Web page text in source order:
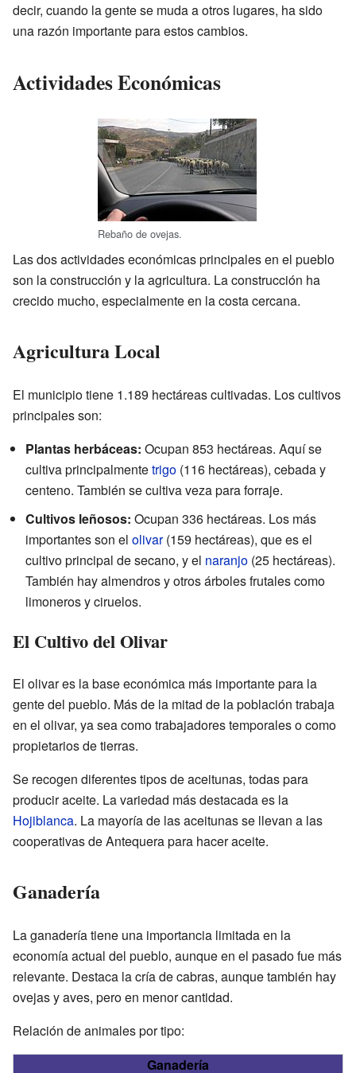
decir, cuando la gente se muda a otros lugares, ha sido
una razón importante para estos cambios.
Actividades Económicas
Rebaño de ovejas.
Las dos actividades económicas principales en el pueblo
son la construcción y la agricultura. La construcción ha
crecido mucho, especialmente en la costa cercana.
Agricultura Local
El municipio tiene 1.189 hectáreas cultivadas. Los cultivos
principales son:
Plantas herbáceas: Ocupan 853 hectáreas. Aquí se
cultiva principalmentetrigo (116 hectáreas), cebada y
centeno. También se cultiva veza para forraje.
Cultivos leñosos: Ocupan 336 hectáreas. Los más
importantes son el olivar(159 hectáreas), que es el
cultivo principal de secano, y el naranjo (25 hectáreas).
También hay almendros y otros árboles frutales como
limoneros y ciruelos.
El Cultivo del Olivar
El olivar es la base económica más importante para la
gente del pueblo. Más de la mitad de la población trabaja
en el olivar, ya sea como trabajadores temporales o como
propietarios de tierras.
Se recogen diferentes tipos de aceitunas, todas para
producir aceite. La variedad más destacada es la
Hojiblanca. La mayoría de las aceitunas se llevan a las
cooperativas de Antequera para hacer aceite.
Ganadería
La ganadería tiene una importancia limitada en la
economía actual del pueblo, aunque en el pasado fue más
relevante. Destaca la cría de cabras, aunque también hay
ovejas y aves, pero en menor cantidad.
Relación de animales por tipo:
Ganadería